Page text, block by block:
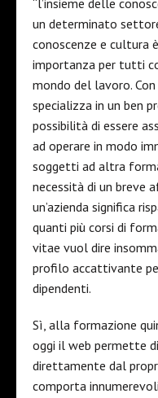
“l’insieme delle
un determinato settore
conoscenze e cultura
importanza per tutti
mondo del lavoro.
specializza in un ben
possibilità di essere
ad operare in modo
soggetti ad altra
necessità di un breve
un’azienda significa
quanti più corsi di
vitae vuol dire
profilo accattivante
dipendenti.
Sì, alla formazione
oggi il web permette
direttamente dal
comporta